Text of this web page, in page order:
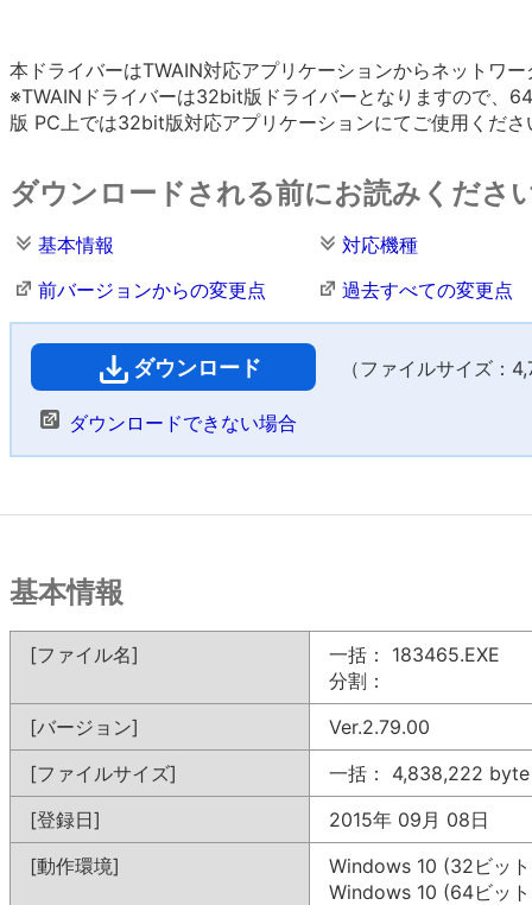
本ドライバーはTWAIN対応アプリケーションからネットワ
※TWAINドライバーは32bit版ドライバーとなりますので、
版 PC上では32bit版対応アプリケーションにてご使用くださ
ダウンロードされる前にお読みくださ
基本情報
対応機種
前バージョンからの変更点
過去すべての変更点
ダウンロード （ファイルサイズ：
ダウンロードできない場合
基本情報
[ファイル名]
一括： 183465.EXE
分割：
[バージョン]
Ver.2.79.00
[ファイルサイズ]
一括： 4,838,222 byte
[登録日]
2015年 09月 08日
[動作環境]
Windows 10 (32ビッ
Windows 10 (64ビッ